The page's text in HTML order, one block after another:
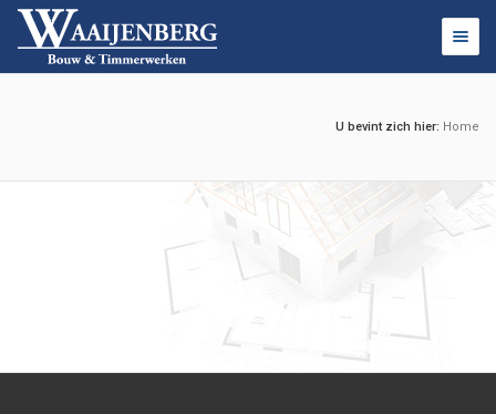
U bevint zich hier: Home